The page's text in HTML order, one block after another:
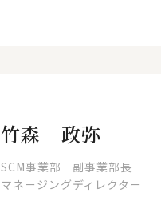
竹森 政弥
SCM事業部 副事業部長
マネージングディレクター